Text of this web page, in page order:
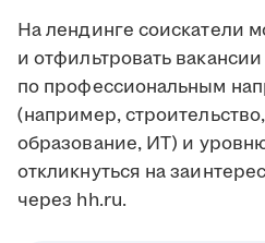
На лендинге соискатели
и отфильтровать вакансии
по профессиональным
(например,
образование, ИТ) и
откликнуться на
через hh.ru.